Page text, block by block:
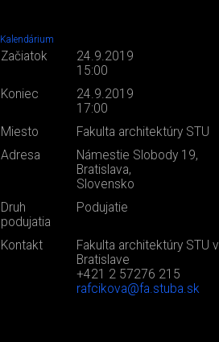
Kalendárium
Začiatok
24.9.2019
15:00
Koniec
24.9.2019
17:00
Miesto
Fakulta architektúry STU
Adresa
Námestie Slobody 19,
Bratislava,
Slovensko
Druh
podujatia
Podujatie
Kontakt
Fakulta architektúry STU v
Bratislave
+421 2 57276 215
rafcikova@fa.stuba.sk